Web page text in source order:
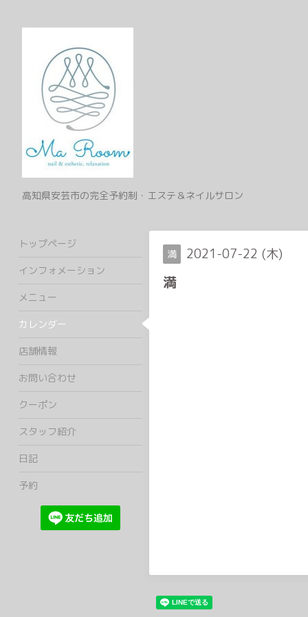
高知県安芸市の完全予約制・エステ＆ネイルサロン
満 2021-07-22 (木)
満
トップページ
インフォメーション
メニュー
カレンダー
店舗情報
お問い合わせ
クーポン
スタッフ紹介
日記
予約